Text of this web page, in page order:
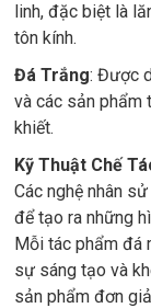
linh, đặc biệt là
tôn kính.
Đá Trắng: Được
và các sản phẩm
khiết.
Kỹ Thuật Chế
Các nghệ nhân
để tạo ra những
Mỗi tác phẩm đá
sự sáng tạo và
sản phẩm đơn